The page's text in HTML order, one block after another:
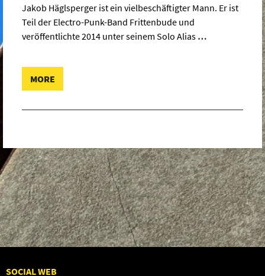
Jakob Häglsperger ist ein vielbeschäftigter Mann. Er ist
Teil der Electro-Punk-Band Frittenbude und
veröffentlichte 2014 unter seinem Solo Alias …
MORE
SOCIAL WEB